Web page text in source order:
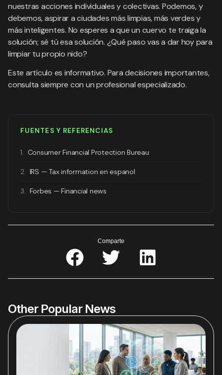
nuestras acciones individuales y colectivas. Podemos, y
debemos, aspirar a ciudades más limpias, más verdes y
más inteligentes. No esperes a que un cuervo te traiga la
solución; sé tú esa solución. ¿Qué paso vas a dar hoy para
limpiar tu propio nido?
Este artículo es informativo. Para decisiones importantes,
consulta siempre con un profesional especializado.
FUENTES Y REFERENCIAS
1. Consumer Financial Protection Bureau
2. IRS — Tax information en espanol
3. Forbes — Financial news
Comparte
Other Popular News